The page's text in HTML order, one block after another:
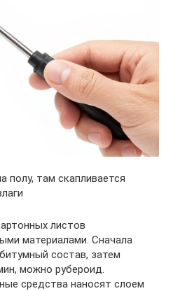
полу, там скапливается
листов
материалами. Сначала
состав, затем
можно рубероид.
средства наносят слоем